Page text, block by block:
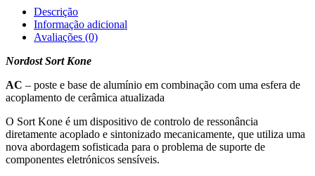
Descrição
Informação adicional
Avaliações (0)
Nordost Sort Kone
AC – poste e base de alumínio em combinação com uma esfera de
acoplamento de cerâmica atualizada
O Sort Kone é um dispositivo de controlo de ressonância
diretamente acoplado e sintonizado mecanicamente, que utiliza uma
nova abordagem sofisticada para o problema de suporte de
componentes eletrónicos sensíveis.